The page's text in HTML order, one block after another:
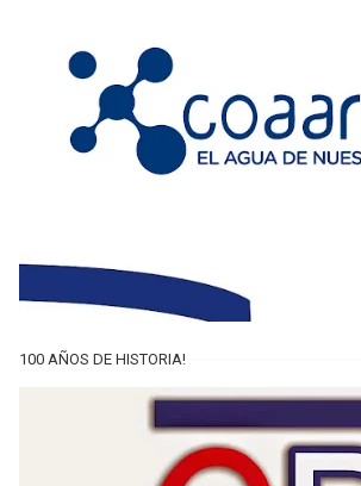
100 AÑOS DE HISTORIA!